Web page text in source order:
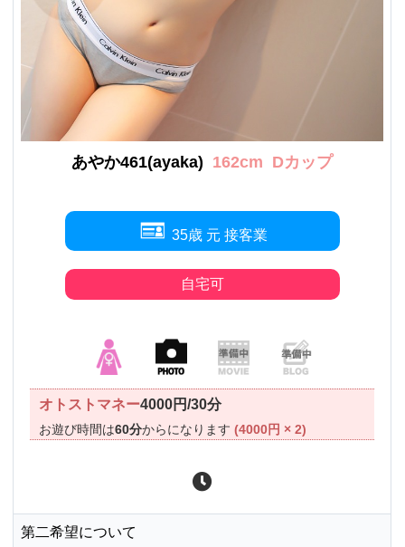
あやか461(ayaka) 162cm Dカップ
35歳 元 接客業
自宅可
オトストマネー4000円/30分
お遊び時間は60分からになります(4000円 × 2)
第二希望について